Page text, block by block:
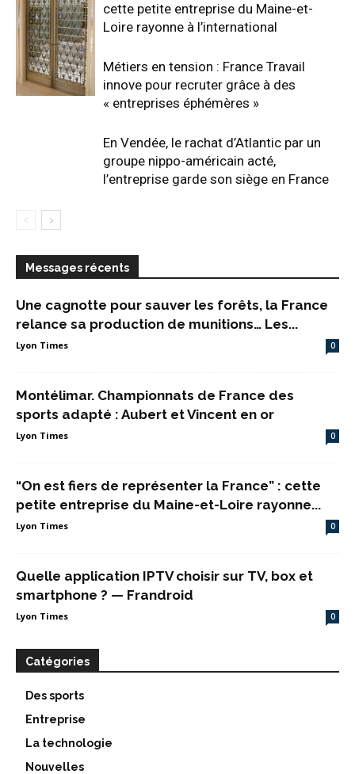
cette petite entreprise du Maine-et-
Loire rayonne à l’international
Métiers en tension : France Travail
innove pour recruter grâce à des
« entreprises éphémères »
En Vendée, le rachat d’Atlantic par un
groupe nippo-américain acté,
l’entreprise garde son siège en France
Messages récents
Une cagnotte pour sauver les forêts, la France
relance sa production de munitions… Les...
Lyon Times 0
Montélimar. Championnats de France des
sports adapté : Aubert et Vincent en or
Lyon Times 0
“On est fiers de représenter la France” : cette
petite entreprise du Maine-et-Loire rayonne...
Lyon Times 0
Quelle application IPTV choisir sur TV, box et
smartphone ? — Frandroid
Lyon Times 0
Catégories
Des sports
Entreprise
La technologie
Nouvelles